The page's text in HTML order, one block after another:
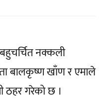
नक्कली
बालकृष्ण खाँण र एमाले
ठहर गरेको छ ।